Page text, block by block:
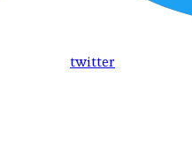
twitter